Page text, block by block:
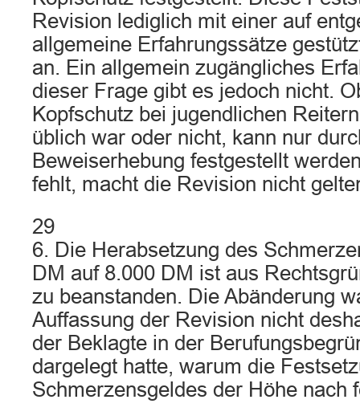
Revision lediglich mit einer auf
allgemeine Erfahrungssätze
an. Ein allgemein zugängliches
dieser Frage gibt es jedoch nicht.
Kopfschutz bei jugendlichen
üblich war oder nicht, kann nur
Beweiserhebung festgestellt
fehlt, macht die Revision nicht
29
6. Die Herabsetzung des
DM auf 8.000 DM ist aus
zu beanstanden. Die Abänderung
Auffassung der Revision nicht
der Beklagte in der
dargelegt hatte, warum die
Schmerzensgeldes der Höhe nach